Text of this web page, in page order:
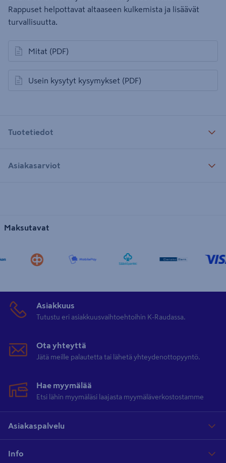
Rappuset helpottavat altaaseen kulkemista ja lisäävät
turvallisuutta.
Mitat (PDF)
avautuu uuteen välilehteen
Usein kysytyt kysymykset (PDF)
avautuu uuteen välilehteen
Tuotetiedot
Asiakasarviot
Maksutavat
Asiakkuus
Tutustu eri asiakkuusvaihtoehtoihin K-Raudassa.
Ota yhteyttä
Jätä meille palautetta tai lähetä yhteydenottopyyntö.
Hae myymälää
Etsi lähin myymäläsi laajasta myymäläverkostostamme
Asiakaspalvelu
Info